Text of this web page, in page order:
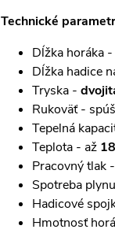
Technické
Dĺžka horáka
Dĺžka hadice
Tryska -
Rukoväť -
Tepelná
Teplota - až
Pracovný tlak -
Spotreba
Hadicové
Hmotnosť